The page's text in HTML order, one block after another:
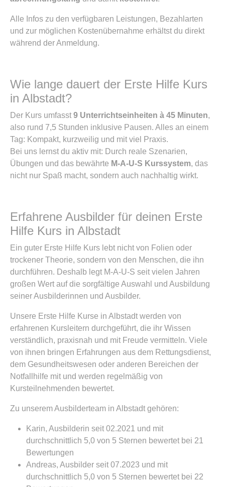
Alle Infos zu den verfügbaren Leistungen, Bezahlarten
und zur möglichen Kostenübernahme erhältst du direkt
während der Anmeldung.
Wie lange dauert der Erste Hilfe Kurs
in Albstadt?
Der Kurs umfasst 9 Unterrichtseinheiten à 45 Minuten,
also rund 7,5 Stunden inklusive Pausen. Alles an einem
Tag: Kompakt, kurzweilig und mit viel Praxis.
Bei uns lernst du aktiv mit: Durch reale Szenarien,
Übungen und das bewährte M-A-U-S Kurssystem, das
nicht nur Spaß macht, sondern auch nachhaltig wirkt.
Erfahrene Ausbilder für deinen Erste
Hilfe Kurs in Albstadt
Ein guter Erste Hilfe Kurs lebt nicht von Folien oder
trockener Theorie, sondern von den Menschen, die ihn
durchführen. Deshalb legt M-A-U-S seit vielen Jahren
großen Wert auf die sorgfältige Auswahl und Ausbildung
seiner Ausbilderinnen und Ausbilder.
Unsere Erste Hilfe Kurse in Albstadt werden von
erfahrenen Kursleitern durchgeführt, die ihr Wissen
verständlich, praxisnah und mit Freude vermitteln. Viele
von ihnen bringen Erfahrungen aus dem Rettungsdienst,
dem Gesundheitswesen oder anderen Bereichen der
Notfallhilfe mit und werden regelmäßig von
Kursteilnehmenden bewertet.
Zu unserem Ausbilderteam in Albstadt gehören:
Karin, Ausbilderin seit 02.2021 und mit
durchschnittlich 5,0 von 5 Sternen bewertet bei 21
Bewertungen
Andreas, Ausbilder seit 07.2023 und mit
durchschnittlich 5,0 von 5 Sternen bewertet bei 22